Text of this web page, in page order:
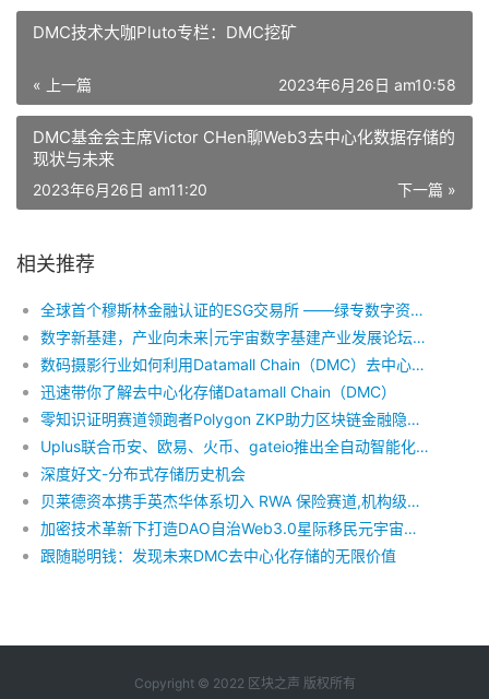
DMC技术大咖Pluto专栏：DMC挖矿
« 上一篇 2023年6月26日 am10:58
DMC基金会主席Victor CHen聊Web3去中心化数据存储的
现状与未来
下一篇 »
2023年6月26日 am11:20
相关推荐
全球首个穆斯林金融认证的ESG交易所 ——绿专数字资产交易所(GreenX)将于3月30日正式上线
数字新基建，产业向未来|元宇宙数字基建产业发展论坛暨数据存储全球发展峰会即将开启！
数码摄影行业如何利用Datamall Chain（DMC）去中心化存储技术
迅速带你了解去中心化存储Datamall Chain（DMC）
零知识证明赛道领跑者Polygon ZKP助力区块链金融隐私强化
Uplus联合币安、欧易、火币、gateio推出全自动智能化合约交易，超强抗风险能力，月化收益30-60%，限时开放中
深度好文-分布式存储历史机会
贝莱德资本携手英杰华体系切入 RWA 保险赛道,机构级力量加速现实保险资产“上链”进程!
加密技术革新下打造DAO自治Web3.0星际移民元宇宙——SIM
跟随聪明钱：发现未来DMC去中心化存储的无限价值
Copyright © 2022 区块之声 版权所有